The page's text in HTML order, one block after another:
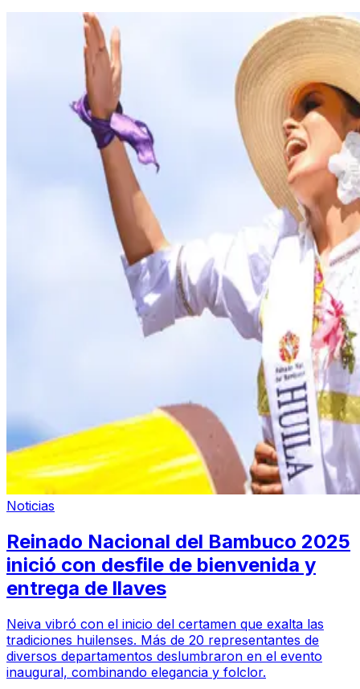
Noticias
Reinado Nacional del Bambuco 2025
inició con desfile de bienvenida y
entrega de llaves
Neiva vibró con el inicio del certamen que exalta las
tradiciones huilenses. Más de 20 representantes de
diversos departamentos deslumbraron en el evento
inaugural, combinando elegancia y folclor.